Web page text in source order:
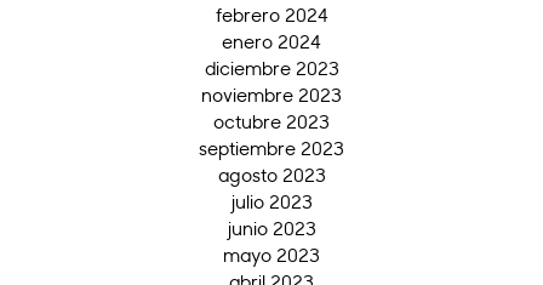
febrero 2024
enero 2024
diciembre 2023
noviembre 2023
octubre 2023
septiembre 2023
agosto 2023
julio 2023
junio 2023
mayo 2023